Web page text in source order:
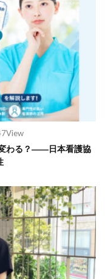
変わる？――日本看護協